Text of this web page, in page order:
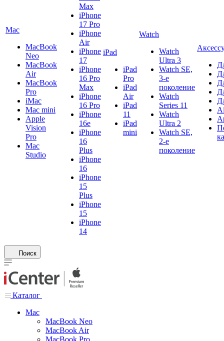
Mac
MacBook
Neo
MacBook
Air
MacBook
Pro
iMac
Mac mini
Apple
Vision
Pro
Mac
Studio
Max
iPhone
17 Pro
iPhone
Air
iPhone
17
iPhone
16 Pro
Max
iPhone
16 Pro
iPhone
16e
iPhone
16
Plus
iPhone
16
iPhone
15
Plus
iPhone
15
iPhone
14
iPad
iPad
Pro
iPad
Air
iPad
11
iPad
mini
Watch
Watch
Ultra 3
Watch SE,
3-е
поколение
Watch
Series 11
Watch
Ultra 2
Watch SE,
2-е
поколение
Поиск
Каталог
Mac
MacBook Neo
MacBook Air
MacBook Pro